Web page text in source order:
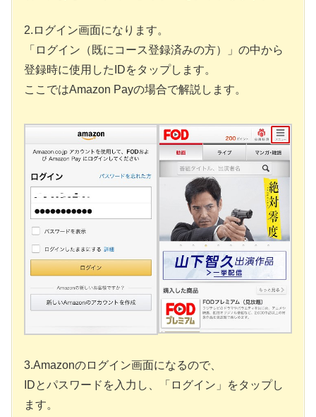
2.ログイン画面になります。
「ログイン（既にコース登録済みの方）」の中から
登録時に使用したIDをタップします。
ここではAmazon Payの場合で解説します。
3.Amazonのログイン画面になるので、
IDとパスワードを入力し、「ログイン」をタップし
ます。